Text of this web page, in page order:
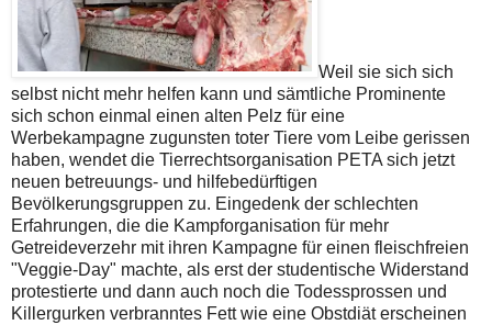
Weil sie sich sich
selbst nicht mehr helfen kann und sämtliche Prominente
sich schon einmal einen alten Pelz für eine
Werbekampagne zugunsten toter Tiere vom Leibe gerissen
haben, wendet die Tierrechtsorganisation PETA sich jetzt
neuen betreuungs- und hilfebedürftigen
Bevölkerungsgruppen zu. Eingedenk der schlechten
Erfahrungen, die die Kampforganisation für mehr
Getreideverzehr mit ihren Kampagne für einen fleischfreien
"Veggie-Day" machte, als erst der studentische Widerstand
protestierte und dann auch noch die Todessprossen und
Killergurken verbranntes Fett wie eine Obstdiät erscheinen